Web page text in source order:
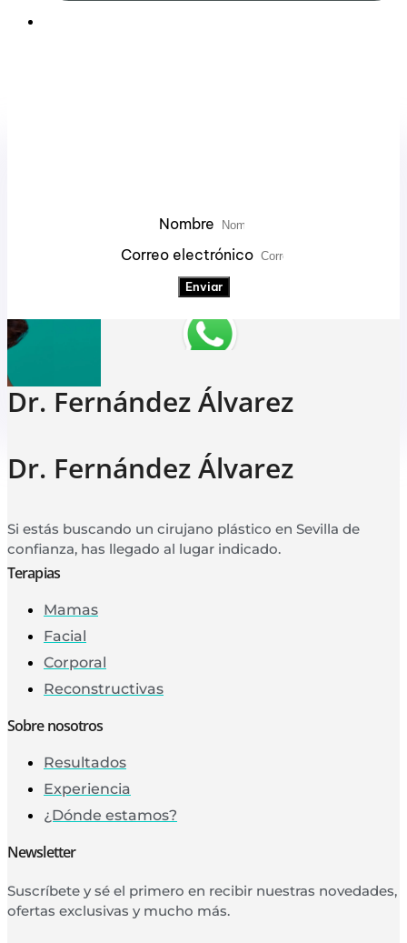
Nombre
Correo electrónico
Enviar
Dr. Fernández Álvarez
Dr. Fernández Álvarez
Si estás buscando un cirujano plástico en Sevilla de
confianza, has llegado al lugar indicado.
Terapias
Mamas
Facial
Corporal
Reconstructivas
Sobre nosotros
Resultados
Experiencia
¿Dónde estamos?
Newsletter
Suscríbete y sé el primero en recibir nuestras novedades,
ofertas exclusivas y mucho más.